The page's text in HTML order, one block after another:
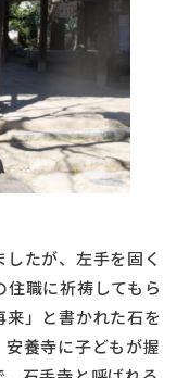
たが、左手を固く
職に祈祷してもら
来」と書かれた石を
養寺に子どもが握